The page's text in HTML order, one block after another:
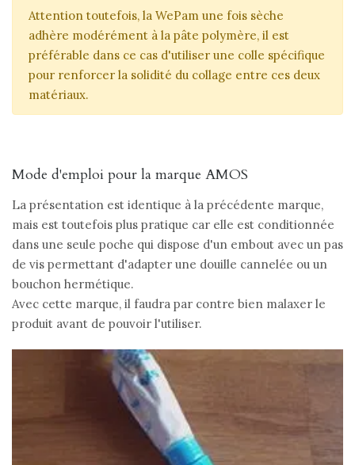
Attention toutefois, la WePam une fois sèche
adhère modérément à la pâte polymère, il est
préférable dans ce cas d'utiliser une colle spécifique
pour renforcer la solidité du collage entre ces deux
matériaux.
Mode d'emploi pour la marque AMOS
La présentation est identique à la précédente marque,
mais est toutefois plus pratique car elle est conditionnée
dans une seule poche qui dispose d'un embout avec un pas
de vis permettant d'adapter une douille cannelée ou un
bouchon hermétique.
Avec cette marque, il faudra par contre bien malaxer le
produit avant de pouvoir l'utiliser.